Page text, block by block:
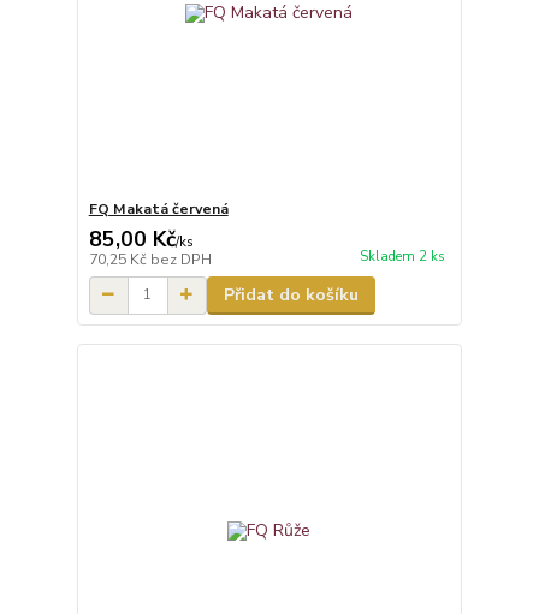
FQ Makatá červená
85,00 Kč/ks
70,25 Kč bez DPH Skladem 2 ks
Přidat do košíku